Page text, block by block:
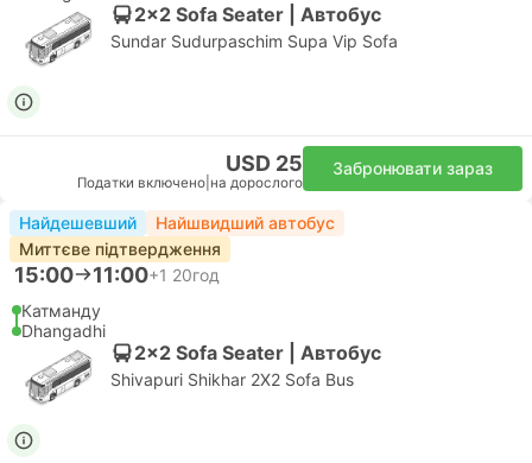
2x2 Sofa Seater | Автобус
Sundar Sudurpaschim Supa Vip Sofa
USD 25
Податки включено на дорослого
Забронювати зараз
Найдешевший
Найшвидший автобус
Миттєве підтвердження
15:00 11:00+1 20год
Катманду
Dhangadhi
2x2 Sofa Seater | Автобус
Shivapuri Shikhar 2X2 Sofa Bus